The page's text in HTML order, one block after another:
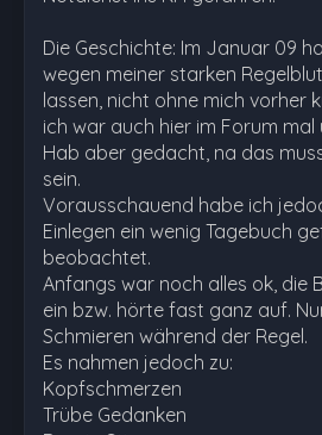
Die Geschichte: Im Januar 09
wegen meiner starken
lassen, nicht ohne mich vorher
ich war auch hier im Forum mal
Hab aber gedacht, na das
sein.
Vorausschauend habe ich
Einlegen ein wenig Tagebuch
beobachtet.
Anfangs war noch alles ok, die
ein bzw. hörte fast ganz auf.
Schmieren während der Regel.
Es nahmen jedoch zu:
Kopfschmerzen
Trübe Gedanken